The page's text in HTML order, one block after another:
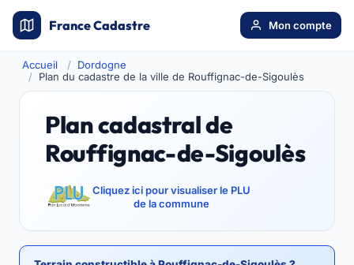
France Cadastre Mon compte
Accueil
Dordogne
Plan du cadastre de la ville de Rouffignac-de-Sigoulès
Plan cadastral de
Rouffignac-de-Sigoulès
Cliquez ici pour visualiser le PLU
de la commune